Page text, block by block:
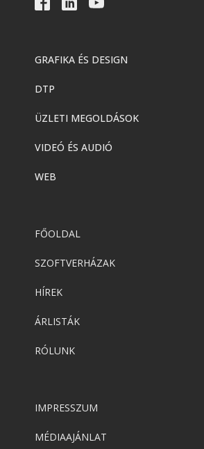
GRAFIKA ÉS DESIGN
DTP
ÜZLETI MEGOLDÁSOK
VIDEÓ ÉS AUDIÓ
WEB
FŐOLDAL
SZOFTVERHÁZAK
HÍREK
ÁRLISTÁK
RÓLUNK
IMPRESSZUM
MÉDIAAJÁNLAT